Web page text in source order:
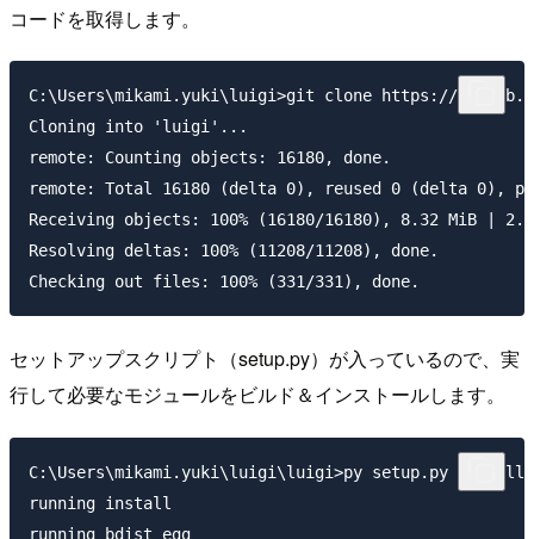
コードを取得します。
C:\Users\mikami.yuki\luigi>git clone https://
Cloning into 'luigi'...
remote: Counting objects: 16180, done.
remote: Total 16180 (delta 0), reused 0 (delta 0),
Receiving objects: 100% (16180/16180), 8.32 MiB |
Resolving deltas: 100% (11208/11208), done.
セットアップスクリプト（setup.py）が入っているので、実
行して必要なモジュールをビルド＆インストールします。
C:\Users\mikami.yuki\luigi\luigi>py setup.py install
running install
running bdist_egg